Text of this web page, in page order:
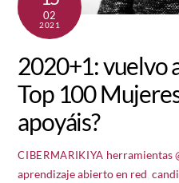
02
2021
2020+1: vuelvo
Top 100
apoyáis?
CIBERMARIKIYA herramientas
aprendizaje abierto en red ,